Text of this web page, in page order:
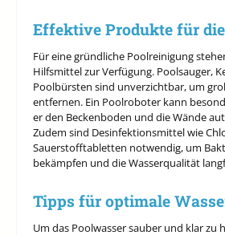
Effektive Produkte für
Für eine gründliche Poolreinigung
Hilfsmittel zur Verfügung. Poolsauger,
Poolbürsten sind unverzichtbar, um
entfernen. Ein Poolroboter kann
er den Beckenboden und die Wände
Zudem sind Desinfektionsmittel wie
Sauerstofftabletten notwendig, um
bekämpfen und die Wasserqualität
Tipps für optimale
Um das Poolwasser sauber und klar zu